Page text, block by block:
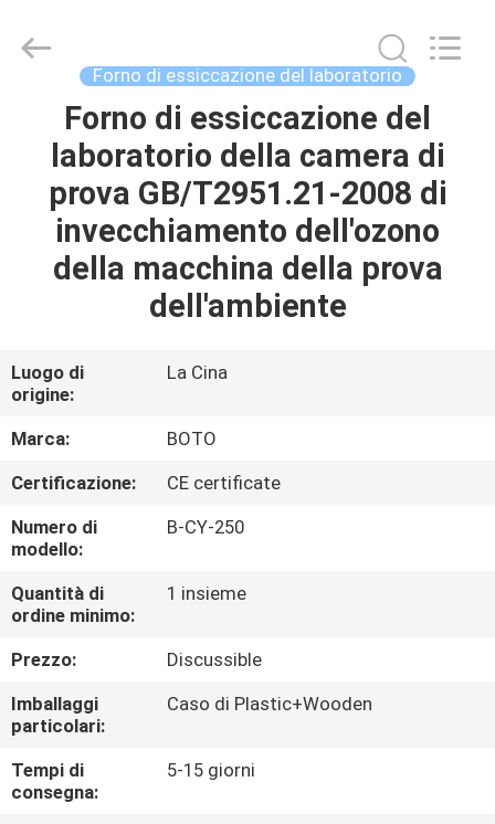
CASA
PRODOTTI
CIRCA
GIRO
DELLA
FABBRICA
CONTROLLO
DI
QUALITÀ
CONTATTICI
RICHIEDA
UNA
CITAZIONE
GROUP
LTD.
Forno di essiccazione del laboratorio
Forno di essiccazione del
laboratorio della camera di
prova GB/T2951.21-2008 di
invecchiamento dell'ozono
della macchina della prova
dell'ambiente
Luogo di
origine:
La Cina
Marca:
BOTO
Certificazione:
CE certificate
Numero di
modello:
B-CY-250
Quantità di
ordine minimo:
1 insieme
Prezzo:
Discussible
Imballaggi
particolari:
Caso di Plastic+Wooden
Tempi di
consegna:
5-15 giorni